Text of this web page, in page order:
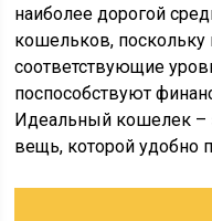
наиболее дорогой
кошельков,
соответствующие
поспособствуют
Идеальный кошелек –
вещь, которой удобно